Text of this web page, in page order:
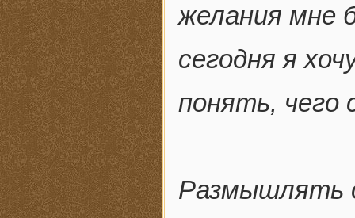
желания мне
сегодня я
понять, чего
Размышлять